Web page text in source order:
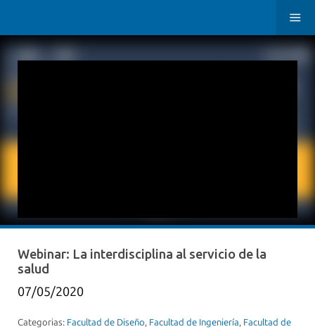
Webinar: La interdisciplina al servicio de la
salud
07/05/2020
Categorias: Facultad de Diseño, Facultad de Ingeniería, Facultad de